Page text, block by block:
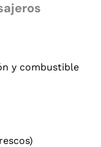
y combustible